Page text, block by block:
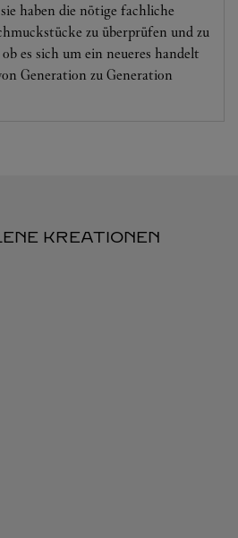
haben die nötige fachliche
zu überprüfen und zu
es sich um ein neueres handelt
Generation zu Generation
KREATIONEN